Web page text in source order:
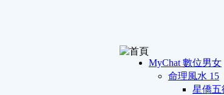
MyChat 數位男女
命理風水 15
星僑五